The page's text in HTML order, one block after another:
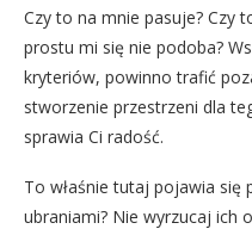
Czy to na mnie pasuje? Czy
prostu mi się nie podoba?
kryteriów, powinno trafić
stworzenie przestrzeni dla
sprawia Ci radość.
To właśnie tutaj pojawia się
ubraniami? Nie wyrzucaj ich